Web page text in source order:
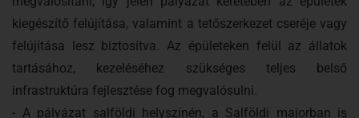
kiegészítő felújítása, valamint a tetőszerkezet cseréje vagy
felújítása lesz biztosítva. Az épületeken felül az állatok
tartásához, kezeléséhez szükséges teljes belső
infrastruktúra fejlesztése fog megvalósulni.
- A pályázat salföldi helyszínén, a Salföldi majorban is